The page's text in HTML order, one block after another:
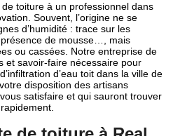
toiture à un professionnel dans
Souvent, l’origine ne se
d’humidité : trace sur les
de mousse…, mais
ou cassées. Notre entreprise de
et savoir-faire nécessaire pour
d’eau toit dans la ville de
disposition des artisans
satisfaire et qui sauront trouver